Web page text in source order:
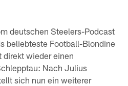
deutschen Steelers-Podcast
beliebteste Football-Blondine
direkt wieder einen
Nach Julius
sich nun ein weiterer